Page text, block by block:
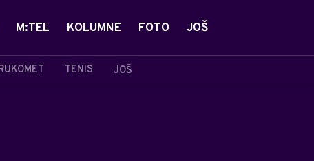
TENIS JOŠ
M:TEL KOLUMNE FOTO JOŠ